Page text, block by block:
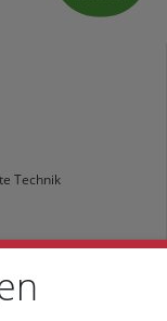
Technik